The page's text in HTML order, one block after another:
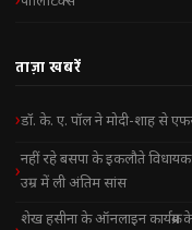
ताज़ा खबरें
डॉ. के. ए. पॉल ने मोदी-शाह से
नहीं रहे बसपा के इकलौते
उम्र में ली अंतिम सांस
शेख हसीना के ऑनलाइन